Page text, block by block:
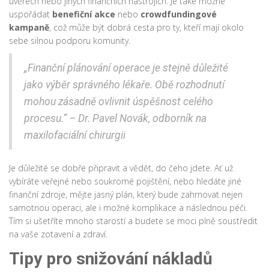
uspořádat benefiční akce nebo crowdfundingové
kampaně, což může být dobrá cesta pro ty, kteří mají okolo
sebe silnou podporu komunity.
„Finanční plánování operace je stejně důležité
jako výběr správného lékaře. Obě rozhodnutí
mohou zásadně ovlivnit úspěšnost celého
procesu.“ – Dr. Pavel Novák, odborník na
maxilofaciální chirurgii
Je důležité se dobře připravit a vědět, do čeho jdete. Ať už
vybíráte veřejné nebo soukromé pojištění, nebo hledáte jiné
finanční zdroje, mějte jasný plán, který bude zahrnovat nejen
samotnou operaci, ale i možné komplikace a následnou péči.
Tím si ušetříte mnoho starostí a budete se moci plně soustředit
na vaše zotavení a zdraví.
Tipy pro snižování nákladů